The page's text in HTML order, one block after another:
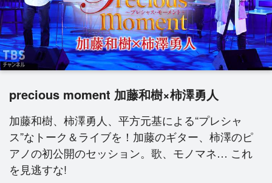
precious moment 加藤和樹×柿澤勇人
加藤和樹、柿澤勇人、平方元基による“プレシャ
ス”なトーク＆ライブを！加藤のギター、柿澤のピ
アノの初公開のセッション。歌、モノマネ… これ
を見逃すな!